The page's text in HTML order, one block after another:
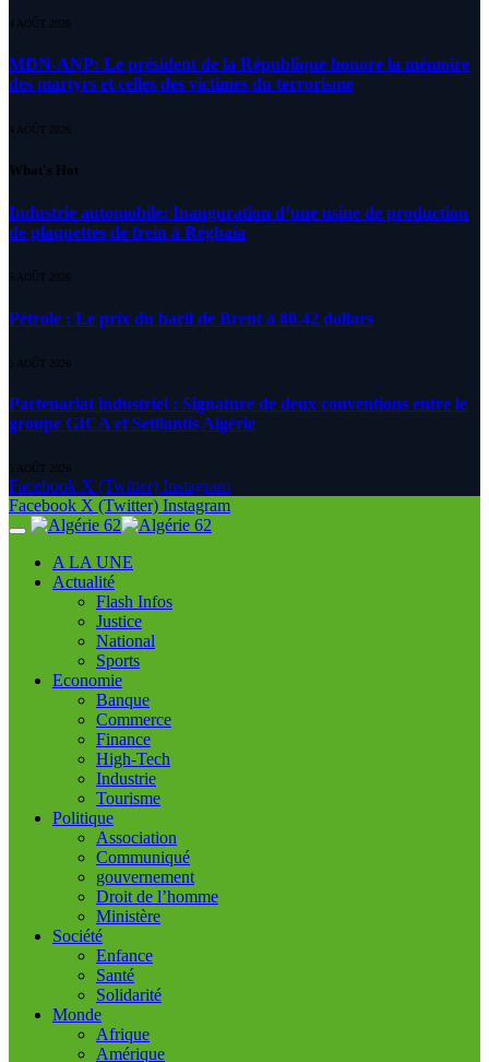
4 AOÛT 2026
MDN-ANP: Le président de la République honore la mémoire
des martyrs et celles des victimes du terrorisme
4 AOÛT 2026
What's Hot
Industrie automobile: Inauguration d’une usine de production
de plaquettes de frein à Réghaïa
5 AOÛT 2026
Pétrole : Le prix du baril de Brent à 80.42 dollars
5 AOÛT 2026
Partenariat industriel : Signature de deux conventions entre le
groupe GICA et Setllantis Algérie
5 AOÛT 2026
Facebook X (Twitter) Instagram
Facebook X (Twitter) Instagram
A LA UNE
Actualité
Flash Infos
Justice
National
Sports
Economie
Banque
Commerce
Finance
High-Tech
Industrie
Tourisme
Politique
Association
Communiqué
gouvernement
Droit de l’homme
Ministère
Société
Enfance
Santé
Solidarité
Monde
Afrique
Amérique